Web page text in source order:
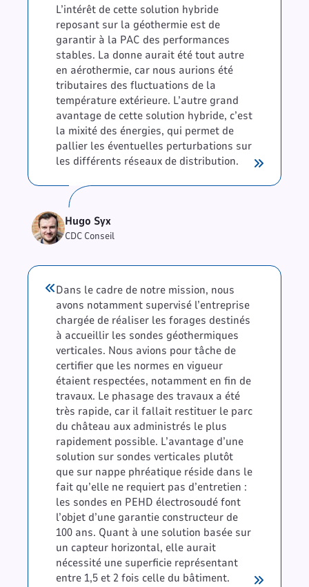
L’intérêt de cette solution hybride
reposant sur la géothermie est de
garantir à la PAC des performances
stables. La donne aurait été tout autre
en aérothermie, car nous aurions été
tributaires des fluctuations de la
température extérieure. L’autre grand
avantage de cette solution hybride, c’est
la mixité des énergies, qui permet de
pallier les éventuelles perturbations sur
les différents réseaux de distribution.
Hugo Syx
CDC Conseil
Dans le cadre de notre mission, nous
avons notamment supervisé l’entreprise
chargée de réaliser les forages destinés
à accueillir les sondes géothermiques
verticales. Nous avions pour tâche de
certifier que les normes en vigueur
étaient respectées, notamment en fin de
travaux. Le phasage des travaux a été
très rapide, car il fallait restituer le parc
du château aux administrés le plus
rapidement possible. L’avantage d’une
solution sur sondes verticales plutôt
que sur nappe phréatique réside dans le
fait qu’elle ne requiert pas d’entretien :
les sondes en PEHD électrosoudé font
l’objet d’une garantie constructeur de
100 ans. Quant à une solution basée sur
un capteur horizontal, elle aurait
nécessité une superficie représentant
entre 1,5 et 2 fois celle du bâtiment.